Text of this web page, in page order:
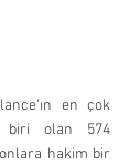
en çok
biri olan 574
hakim bir